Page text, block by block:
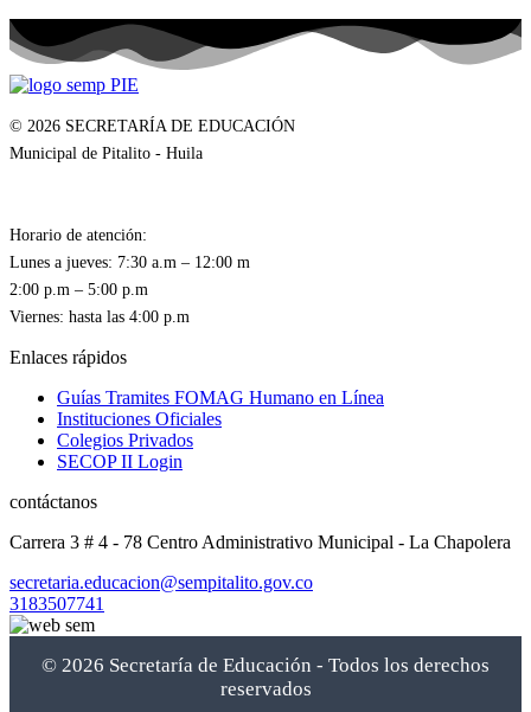
© 2026 SECRETARÍA DE EDUCACIÓN
Municipal de Pitalito - Huila
Horario de atención:
Lunes a jueves: 7:30 a.m – 12:00 m
2:00 p.m – 5:00 p.m
Enlaces rápidos
Guías Tramites FOMAG Humano en Línea
Instituciones Oficiales
Colegios Privados
SECOP II Login
contáctanos
Carrera 3 # 4 - 78 Centro Administrativo Municipal - La Chapolera
secretaria.educacion@sempitalito.gov.co
3183507741